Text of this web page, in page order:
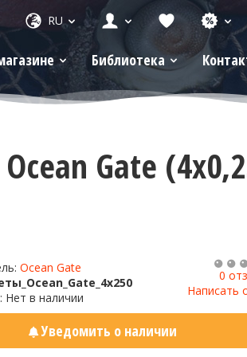
RU
Библиотека
Gate
Ocean Gate
Нет в наличии
0
Написать
Уведомить о наличии